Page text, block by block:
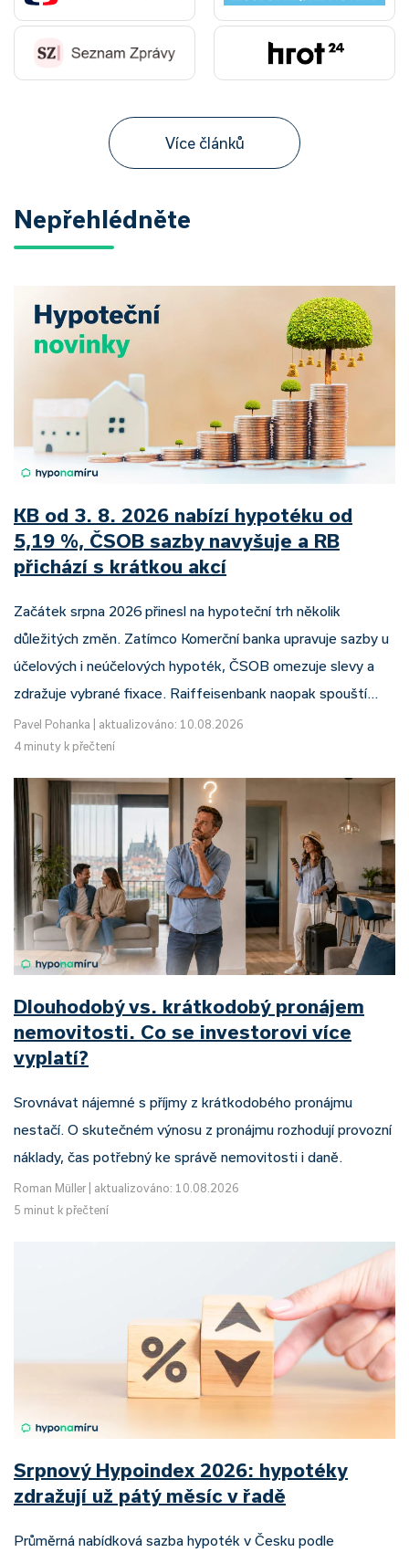
Více článků
Nepřehlédněte
KB od 3. 8. 2026 nabízí hypotéku od
5,19 %, ČSOB sazby navyšuje a RB
přichází s krátkou akcí
Začátek srpna 2026 přinesl na hypoteční trh několik
důležitých změn. Zatímco Komerční banka upravuje sazby u
účelových i neúčelových hypoték, ČSOB omezuje slevy a
zdražuje vybrané fixace. Raiffeisenbank naopak spouští…
Pavel Pohanka
aktualizováno: 10.08.2026
4 minuty k přečtení
Dlouhodobý vs. krátkodobý pronájem
nemovitosti. Co se investorovi více
vyplatí?
Srovnávat nájemné s příjmy z krátkodobého pronájmu
nestačí. O skutečném výnosu z pronájmu rozhodují provozní
náklady, čas potřebný ke správě nemovitosti i daně.
Roman Müller
aktualizováno: 10.08.2026
5 minut k přečtení
Srpnový Hypoindex 2026: hypotéky
zdražují už pátý měsíc v řadě
Průměrná nabídková sazba hypoték v Česku podle